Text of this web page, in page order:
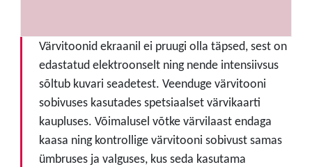
Värvitoonid ekraanil ei pruugi olla täpsed, sest on
edastatud elektroonselt ning nende intensiivsus
sõltub kuvari seadetest. Veenduge värvitooni
sobivuses kasutades spetsiaalset värvikaarti
kaupluses. Võimalusel võtke värvilaast endaga
kaasa ning kontrollige värvitooni sobivust samas
ümbruses ja valguses, kus seda kasutama